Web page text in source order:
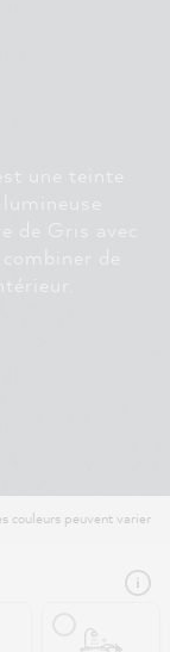
une teinte
de Gris avec
de
couleurs peuvent varier